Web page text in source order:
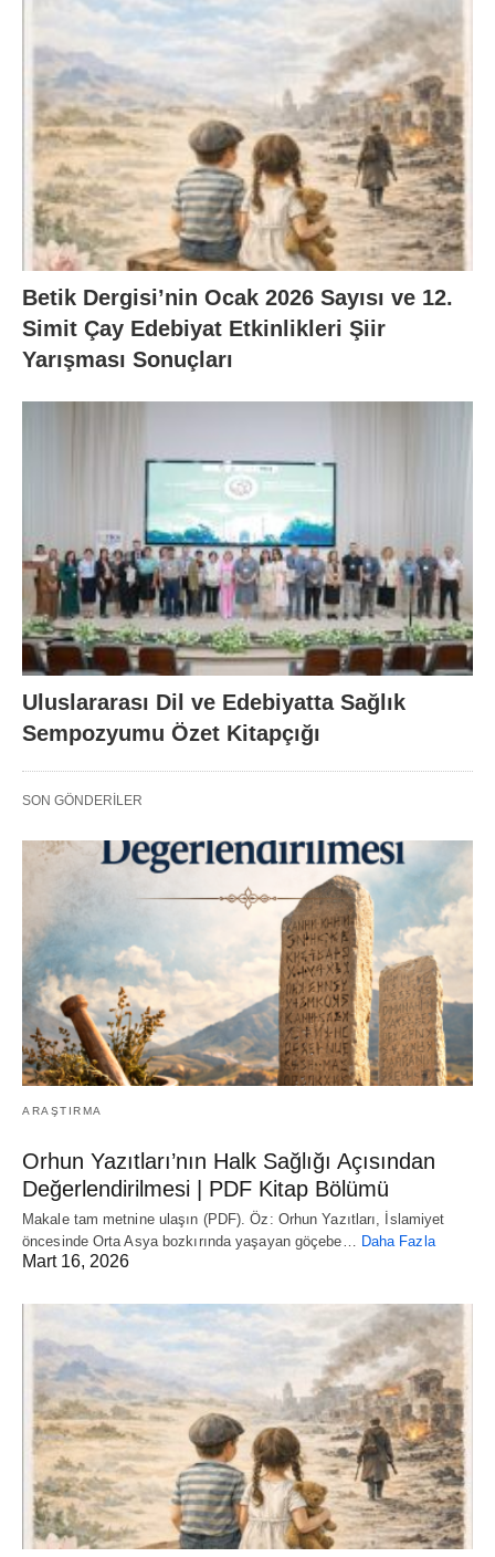
Betik Dergisi’nin Ocak 2026 Sayısı ve 12.
Simit Çay Edebiyat Etkinlikleri Şiir
Yarışması Sonuçları
Uluslararası Dil ve Edebiyatta Sağlık
Sempozyumu Özet Kitapçığı
SON GÖNDERILER
ARAŞTIRMA
Orhun Yazıtları’nın Halk Sağlığı Açısından
Değerlendirilmesi | PDF Kitap Bölümü
Makale tam metnine ulaşın (PDF). Öz: Orhun Yazıtları, İslamiyet
öncesinde Orta Asya bozkırında yaşayan göçebe… Daha Fazla
Mart 16, 2026